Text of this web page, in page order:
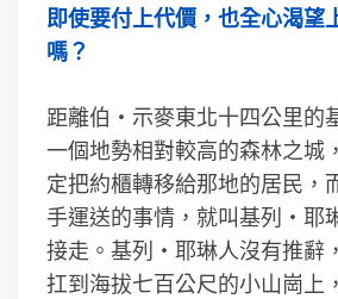
即使要付上代價，也全心渴望
嗎？
距離伯‧示麥東北十四公里的
一個地勢相對較高的森林之
定把約櫃轉移給那地的居民，
手運送的事情，就叫基列‧耶
接走。基列‧耶琳人沒有推辭
扛到海拔七百公尺的小山崗上